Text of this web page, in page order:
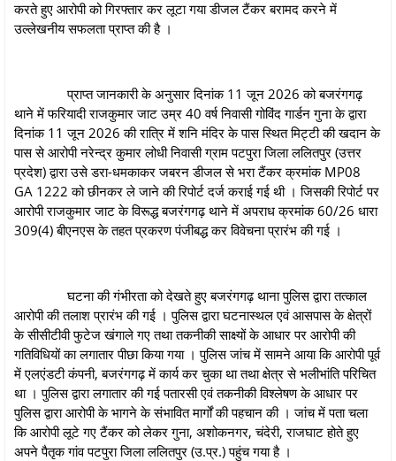
करते हुए आरोपी को गिरफ्तार कर लूटा गया डीजल टैंकर बरामद करने में
उल्लेखनीय सफलता प्राप्त की है ।
प्राप्त जानकारी के अनुसार दिनांक 11 जून 2026 को बजरंगगढ़
थाने में फरियादी राजकुमार जाट उम्र 40 वर्ष निवासी गोविंद गार्डन गुना के द्वारा
दिनांक 11 जून 2026 की रात्रि में शनि मंदिर के पास स्थित मिट्टी की खदान के
पास से आरोपी नरेन्द्र कुमार लोधी निवासी ग्राम पटपुरा जिला ललितपुर (उत्तर
प्रदेश) द्वारा उसे डरा-धमकाकर जबरन डीजल से भरा टैंकर क्रमांक MP08
GA 1222 को छीनकर ले जाने की रिपोर्ट दर्ज कराई गई थी । जिसकी रिपोर्ट पर
आरोपी राजकुमार जाट के विरूद्ध बजरंगगढ़ थाने में अपराध क्रमांक 60/26 धारा
309(4) बीएनएस के तहत प्रकरण पंजीबद्ध कर विवेचना प्रारंभ की गई ।
घटना की गंभीरता को देखते हुए बजरंगगढ़ थाना पुलिस द्वारा तत्काल
आरोपी की तलाश प्रारंभ की गई । पुलिस द्वारा घटनास्थल एवं आसपास के क्षेत्रों
के सीसीटीवी फुटेज खंगाले गए तथा तकनीकी साक्ष्यों के आधार पर आरोपी की
गतिविधियों का लगातार पीछा किया गया । पुलिस जांच में सामने आया कि आरोपी पूर्व
में एलएंडटी कंपनी, बजरंगगढ़ में कार्य कर चुका था तथा क्षेत्र से भलीभांति परिचित
था । पुलिस द्वारा लगातार की गई पतारसी एवं तकनीकी विश्लेषण के आधार पर
पुलिस द्वारा आरोपी के भागने के संभावित मार्गों की पहचान की । जांच में पता चला
कि आरोपी लूटे गए टैंकर को लेकर गुना, अशोकनगर, चंदेरी, राजघाट होते हुए
अपने पैतृक गांव पटपुरा जिला ललितपुर (उ.प्र.) पहुंच गया है ।